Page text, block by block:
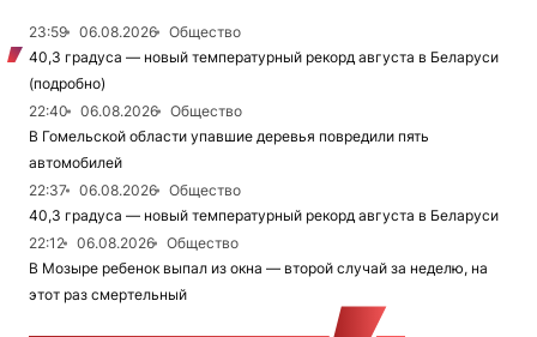
23:59 06.08.2026
Общество
40,3 градуса — новый температурный рекорд августа в Беларуси
(подробно)
22:40
06.08.2026
Общество
В Гомельской области упавшие деревья повредили пять
автомобилей
22:37
06.08.2026
Общество
40,3 градуса — новый температурный рекорд августа в Беларуси
22:12
06.08.2026
Общество
В Мозыре ребенок выпал из окна — второй случай за неделю, на
этот раз смертельный